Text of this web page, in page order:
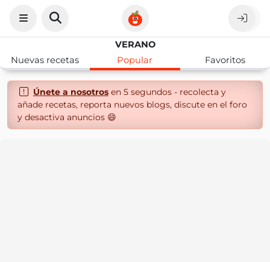
VERANO
Nuevas recetas
Popular Favoritos
Únete a nosotrosen 5 segundos - recolecta y
añade recetas, reporta nuevos blogs, discute en el foro
y desactiva anuncios 😄